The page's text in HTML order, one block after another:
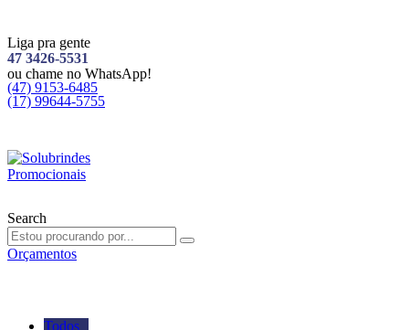
Liga pra gente
47 3426-5531
ou chame no WhatsApp!
(47) 9153-6485
(17) 99644-5755
Search
Orçamentos
Todos